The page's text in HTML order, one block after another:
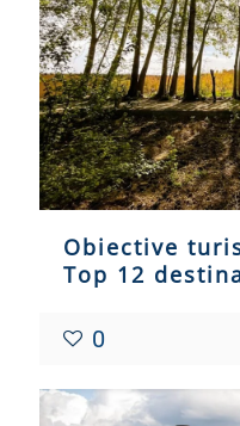
Obiective
Top 12
0